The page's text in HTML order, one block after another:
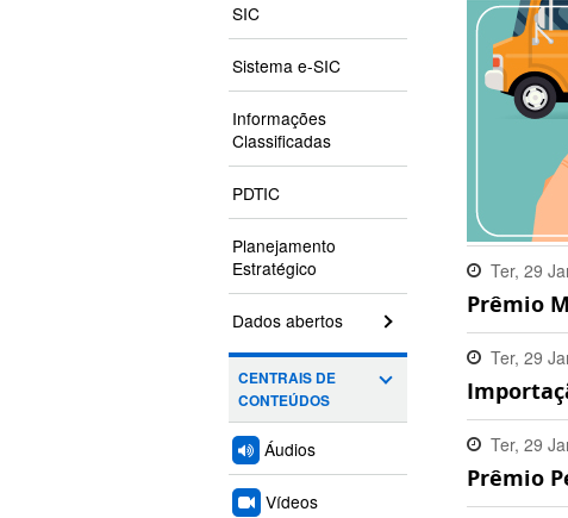
SIC
Sistema e-SIC
Informações
Classificadas
PDTIC
Planejamento
Estratégico
Dados abertos
CENTRAIS DE
CONTEÚDOS
Áudios
Vídeos
Ter, 29
18:55:00
Prêmio
Ter, 29
18:11:00
Ter, 29
10:21:00
Prêmio